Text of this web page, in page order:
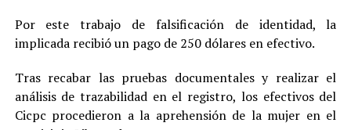
Por este trabajo de falsificación de identidad, la
implicada recibió un pago de 250 dólares en efectivo.
Tras recabar las pruebas documentales y realizar el
análisis de trazabilidad en el registro, los efectivos del
Cicpc procedieron a la aprehensión de la mujer en el